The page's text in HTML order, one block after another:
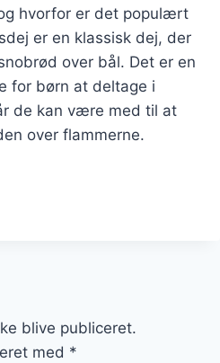
hvorfor er det populært
er en klassisk dej, der
over bål. Det er en
for børn at deltage i
de kan være med til at
over flammerne.
blive publiceret.
med *